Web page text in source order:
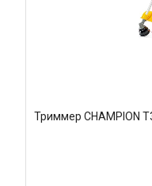
Триммер CHAMPION